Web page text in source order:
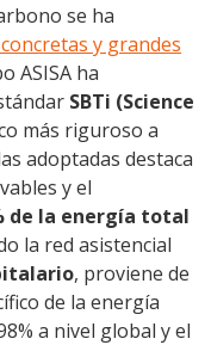
se ha
y grandes
ASISA ha
SBTi (Science
más riguroso a
adoptadas destaca
y el
de la energía total
la red asistencial
, proviene de
de la energía
a nivel global y el